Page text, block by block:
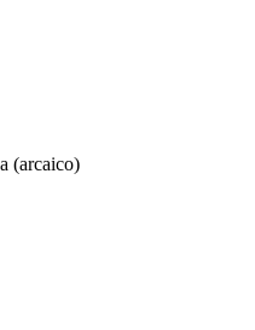
(arcaico)